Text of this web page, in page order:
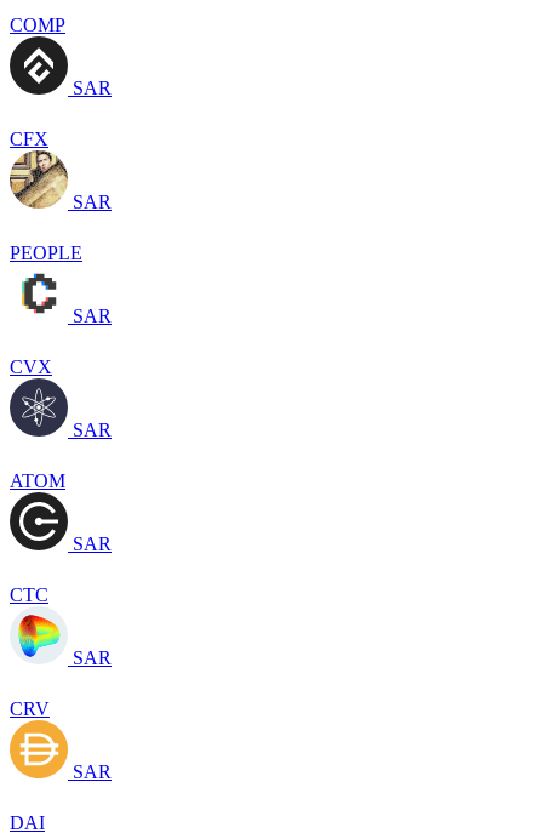
COMP
SAR
CFX
SAR
PEOPLE
SAR
CVX
SAR
ATOM
SAR
CTC
SAR
CRV
SAR
DAI